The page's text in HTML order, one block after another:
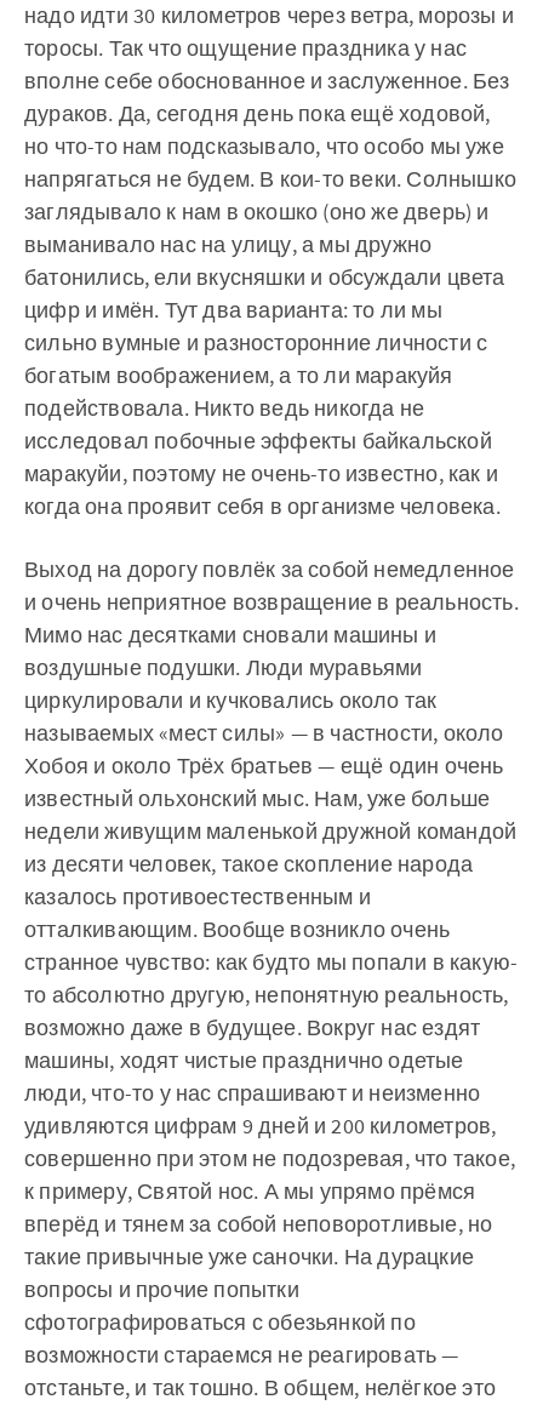
надо идти 30 километров через ветра, морозы и
торосы. Так что ощущение праздника у нас
вполне себе обоснованное и заслуженное. Без
дураков. Да, сегодня день пока ещё ходовой,
но что-то нам подсказывало, что особо мы уже
напрягаться не будем. В кои-то веки. Солнышко
заглядывало к нам в окошко (оно же дверь) и
выманивало нас на улицу, а мы дружно
батонились, ели вкусняшки и обсуждали цвета
цифр и имён. Тут два варианта: то ли мы
сильно вумные и разносторонние личности с
богатым воображением, а то ли маракуйя
подействовала. Никто ведь никогда не
исследовал побочные эффекты байкальской
маракуйи, поэтому не очень-то известно, как и
когда она проявит себя в организме человека.
Выход на дорогу повлёк за собой немедленное
и очень неприятное возвращение в реальность.
Мимо нас десятками сновали машины и
воздушные подушки. Люди муравьями
циркулировали и кучковались около так
называемых «мест силы» — в частности, около
Хобоя и около Трёх братьев — ещё один очень
известный ольхонский мыс. Нам, уже больше
недели живущим маленькой дружной командой
из десяти человек, такое скопление народа
казалось противоестественным и
отталкивающим. Вообще возникло очень
странное чувство: как будто мы попали в какую-
то абсолютно другую, непонятную реальность,
возможно даже в будущее. Вокруг нас ездят
машины, ходят чистые празднично одетые
люди, что-то у нас спрашивают и неизменно
удивляются цифрам 9 дней и 200 километров,
совершенно при этом не подозревая, что такое,
к примеру, Святой нос. А мы упрямо прёмся
вперёд и тянем за собой неповоротливые, но
такие привычные уже саночки. На дурацкие
вопросы и прочие попытки
сфотографироваться с обезьянкой по
возможности стараемся не реагировать —
отстаньте, и так тошно. В общем, нелёгкое это